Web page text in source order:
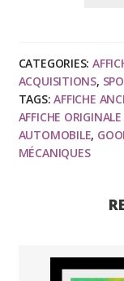
Winners
Go
Goodyear
-
Grand
Anonymous
CATEGORIES:
ACQUISITIONS,
TAGS:AFFICHE
AFFICHE
AUTOMOBILE,
MÉCANIQUES